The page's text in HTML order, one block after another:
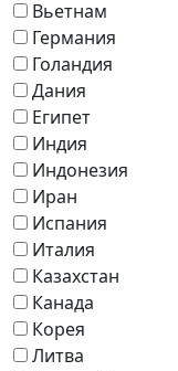
Вьетнам
Германия
Голандия
Дания
Египет
Индия
Индонезия
Иран
Испания
Италия
Казахстан
Канада
Корея
Литва